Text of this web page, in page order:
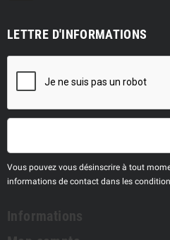
LETTRE D'INFORMATIONS
Vous pouvez vous désinscrire à tout
informations de contact dans les
Informations